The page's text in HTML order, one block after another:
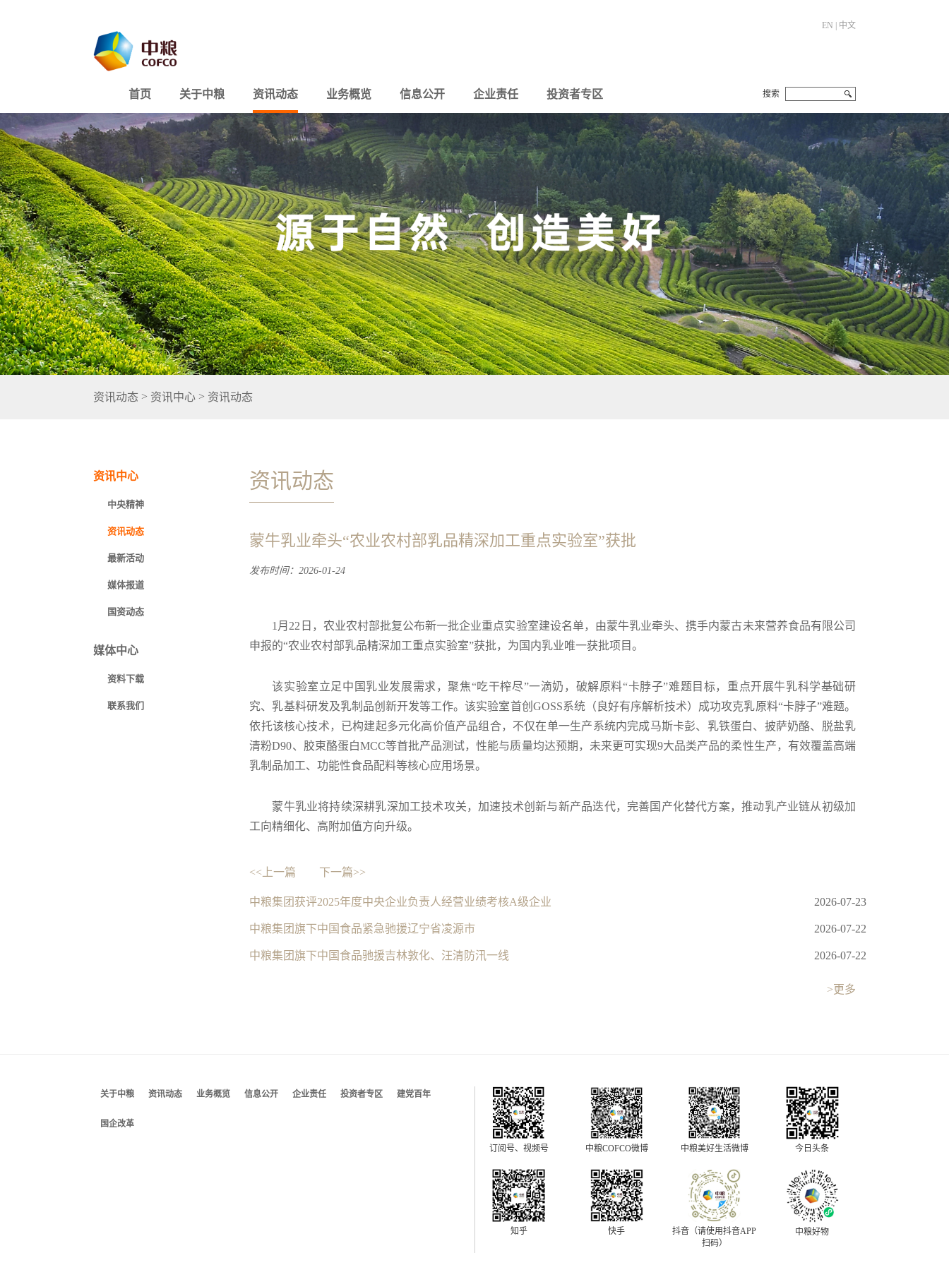
EN 中文
首页 关于中粮 资讯动态 业务概览 信息公开 企业责任 投资者专区 搜索
资讯动态 > 资讯中心 > 资讯动态
资讯中心
中央精神
资讯动态
最新活动
媒体报道
国资动态
媒体中心
资料下载
联系我们
资讯动态
蒙牛乳业牵头“农业农村部乳品精深加工重点实验室”获批
发布时间：2026-01-24
1月22日，农业农村部批复公布新一批企业重点实验室建设名单，由蒙牛乳业牵头、携手内蒙古未来营养食品有限公司
申报的“农业农村部乳品精深加工重点实验室”获批，为国内乳业唯一获批项目。
该实验室立足中国乳业发展需求，聚焦“吃干榨尽”一滴奶，破解原料“卡脖子”难题目标，重点开展牛乳科学基础研
究、乳基料研发及乳制品创新开发等工作。该实验室首创GOSS系统（良好有序解析技术）成功攻克乳原料“卡脖子”难题。
依托该核心技术，已构建起多元化高价值产品组合，不仅在单一生产系统内完成马斯卡彭、乳铁蛋白、披萨奶酪、脱盐乳
清粉D90、胶束酪蛋白MCC等首批产品测试，性能与质量均达预期，未来更可实现9大品类产品的柔性生产，有效覆盖高端
乳制品加工、功能性食品配料等核心应用场景。
蒙牛乳业将持续深耕乳深加工技术攻关，加速技术创新与新产品迭代，完善国产化替代方案，推动乳产业链从初级加
工向精细化、高附加值方向升级。
<<上一篇 下一篇>>
中粮集团获评2025年度中央企业负责人经营业绩考核A级企业 2026-07-23
中粮集团旗下中国食品紧急驰援辽宁省凌源市 2026-07-22
中粮集团旗下中国食品驰援吉林敦化、汪清防汛一线 2026-07-22
>更多
关于中粮 资讯动态 业务概览 信息公开 企业责任 投资者专区 建党百年
国企改革
订阅号、视频号 中粮COFCO微博 中粮美好生活微博 今日头条
知乎 快手
抖音（请使用抖音APP
扫码）
中粮好物